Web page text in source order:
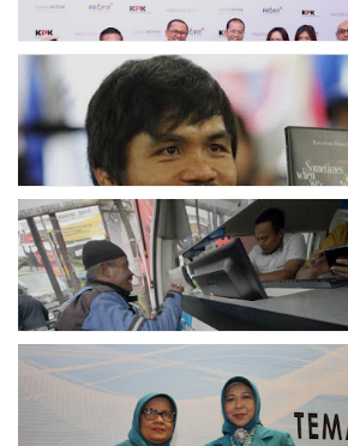
Dicibir Di Medsos, Manny
Pacquiao Tegaskan Pendirian
Tolak LGBT
Bjb T Samsat Manjakan Nasabah
Dalam Bayar Pajak Kendaraan
Perpres No.99/2017 Bisa Jadi
Acuan Semangat Pengabdian
PKK